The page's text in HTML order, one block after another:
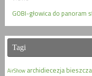
GOBI-głowica do panoram
Tagi
AirShow archidiecezja